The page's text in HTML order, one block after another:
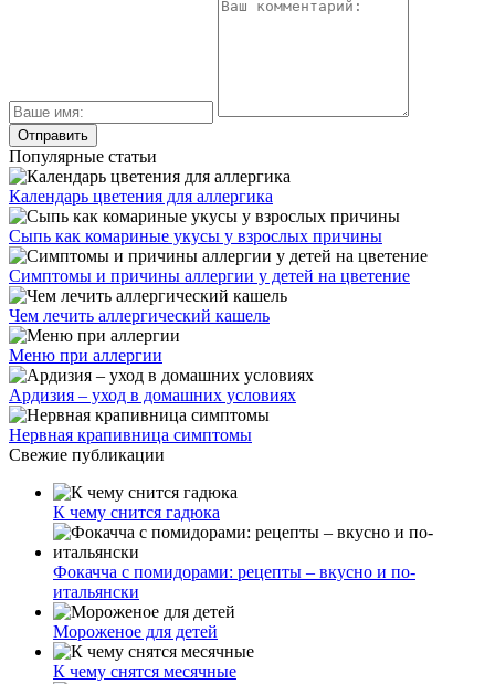
Популярные статьи
Календарь цветения для аллергика
Сыпь как комариные укусы у взрослых причины
Симптомы и причины аллергии у детей на цветение
Чем лечить аллергический кашель
Меню при аллергии
Ардизия – уход в домашних условиях
Нервная крапивница симптомы
Свежие публикации
К чему снится гадюка
Фокачча с помидорами: рецепты – вкусно и по-
итальянски
Мороженое для детей
К чему снятся месячные